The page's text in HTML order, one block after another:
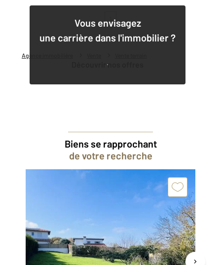
Agence immobilière
Vous envisagez
une carrière dans l'immobilier ?
Découvrir nos offres
Biens se rapprochant
de votre recherche